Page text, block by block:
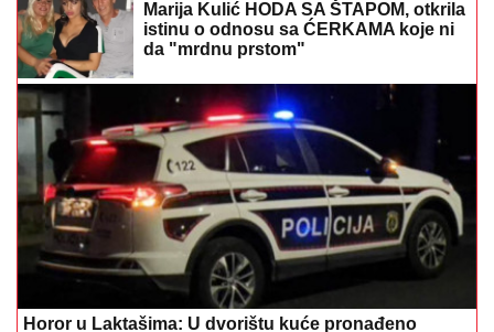
(VIDEO) NEMANJA GUDELJ SE NE ODVAJA OD
SINA!Anastasija objavila snimak sa mora: Ponosni
tata gura kolica dok Ilijan spava, raznežila sve
KONTROLA LETOVA IZ BARSEONE I
MADRIDA:Posle tragedije u Seuti,
počela provera putnika na
aerdoromima u Italiji
(VIDEO) DRAGAN UREDIO VILU U
GROCKOJ NAKON RASKIDA SA
JOVANOM JEREMIĆOvako sada
izgleda, mlađa devojka se pita za sve